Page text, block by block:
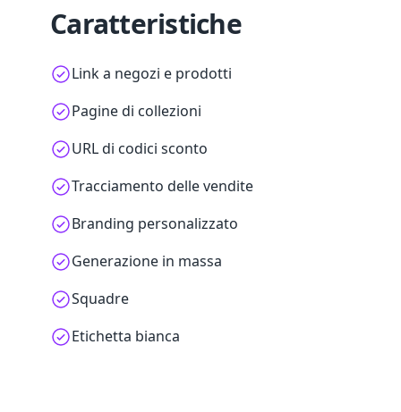
Caratteristiche
Link a negozi e prodotti
Pagine di collezioni
URL di codici sconto
Tracciamento delle vendite
Branding personalizzato
Generazione in massa
Squadre
Etichetta bianca